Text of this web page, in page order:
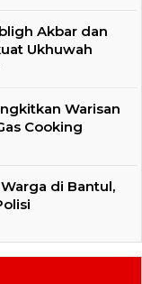
Akbar dan
Ukhuwah
Warisan
Cooking
di Bantul,